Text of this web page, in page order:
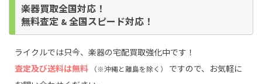
楽器買取全国対応！
無料査定 & 全国スピード対応！
ライクルでは只今、楽器の宅配買取強化中です！
査定及び送料は無料
（※沖縄と離島を除く）
ですので、お気軽に